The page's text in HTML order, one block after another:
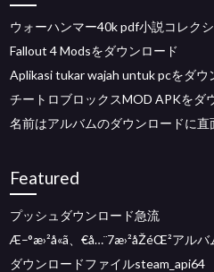
ウォーハンマー40k pdf小説コレク
Fallout 4 Modsをダウンロード
Aplikasi tukar wajah untuk pcをダウ
チートロブロックスMOD APKをダ
名前はアルバムのダウンロードに直
Featured
プッシュダウンロード急流
Æ–°æ›²å«ã、€å…¨7æ›²åŽéŒ²アルバ
ダウンロードファイルsteam_api64